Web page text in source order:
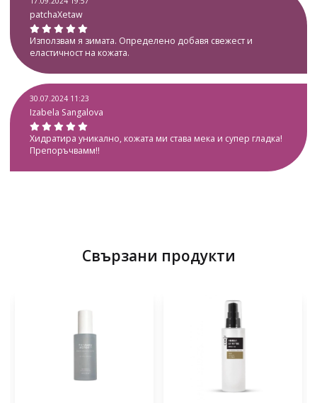
patchaXetaw
Използвам я зимата. Определено добавя свежест и
еластичност на кожата.
30.07.2024 11:23
Izabela Sangalova
Хидратира уникално, кожата ми става мека и супер гладка!
Препоръчвамм!!
Свързани продукти